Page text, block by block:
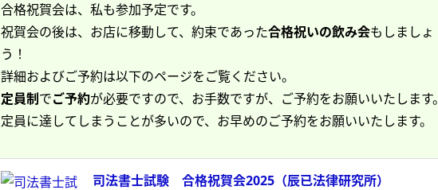
合格祝賀会は、私も参加予定です。
祝賀会の後は、お店に移動して、約束であった合格祝いの飲み会もしましょ
う！
詳細およびご予約は以下のページをご覧ください。
定員制でご予約が必要ですので、お手数ですが、ご予約をお願いいたします。
定員に達してしまうことが多いので、お早めのご予約をお願いいたします。
司法書士試験 合格祝賀会2025（辰已法律研究所）